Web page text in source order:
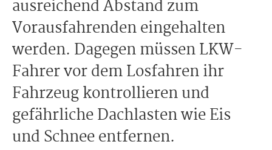
ausreichend Abstand zum
Vorausfahrenden eingehalten
werden. Dagegen müssen LKW-
Fahrer vor dem Losfahren ihr
Fahrzeug kontrollieren und
gefährliche Dachlasten wie Eis
und Schnee entfernen.